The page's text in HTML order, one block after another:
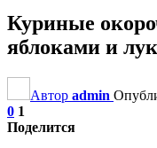
Куриные
яблоками и
Автор admin
0 1
Поделится